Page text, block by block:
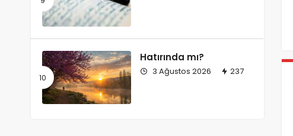
Hatırında mı?
3 Ağustos 2026 237